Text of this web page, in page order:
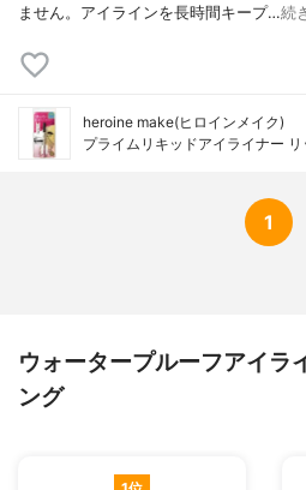
ません。アイラインを長時間キープ…続
heroine make(ヒロインメイク)
プライムリキッドアイライナー
1
ウォータープルーフアイラ
ング